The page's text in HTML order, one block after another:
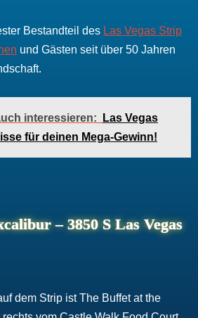
Bestandteil des Las Vegas Strip
und Gästen seit über 50 Jahren
interessieren:
Las Vegas
für deinen Mega-Gewinn!
– 3850 S Las Vegas
dem Strip ist The Buffet at the